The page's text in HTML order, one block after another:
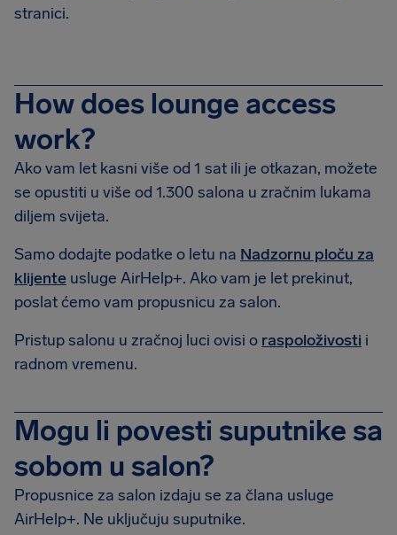
stranici.
How does lounge access
work?
Ako vam let kasni više od 1 sat ili je otkazan, možete
se opustiti u više od 1.300 salona u zračnim lukama
diljem svijeta.
Samo dodajte podatke o letu na Nadzornu ploču za
klijente usluge AirHelp+. Ako vam je let prekinut,
poslat ćemo vam propusnicu za salon.
Pristup salonu u zračnoj luci ovisi o raspoloživosti i
radnom vremenu.
Mogu li povesti suputnike sa
sobom u salon?
Propusnice za salon izdaju se za člana usluge
AirHelp+. Ne uključuju suputnike.